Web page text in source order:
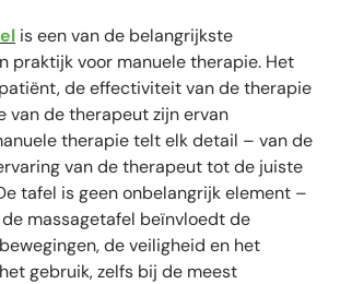
is een van de belangrijkste
praktijk voor manuele therapie. Het
de effectiviteit van de therapie
van de therapeut zijn ervan
therapie telt elk detail – van de
van de therapeut tot de juiste
tafel is geen onbelangrijk element –
massagetafel beïnvloedt de
de veiligheid en het
gebruik, zelfs bij de meest